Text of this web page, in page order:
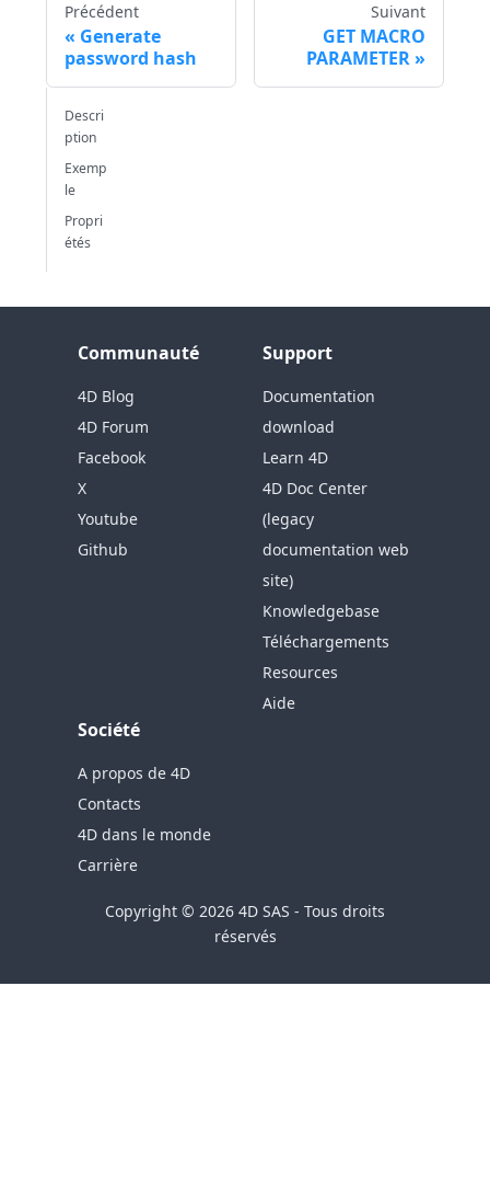
Précédent
Generate
password hash
Suivant
GET MACRO
PARAMETER
Descri
ption
Exemp
le
Propri
étés
Communauté
4D Blog
4D Forum
Facebook
X
Youtube
Github
Support
Documentation
download
Learn 4D
4D Doc Center
(legacy
documentation web
site)
Knowledgebase
Téléchargements
Resources
Aide
Société
A propos de 4D
Contacts
4D dans le monde
Carrière
Copyright © 2026 4D SAS - Tous droits
réservés